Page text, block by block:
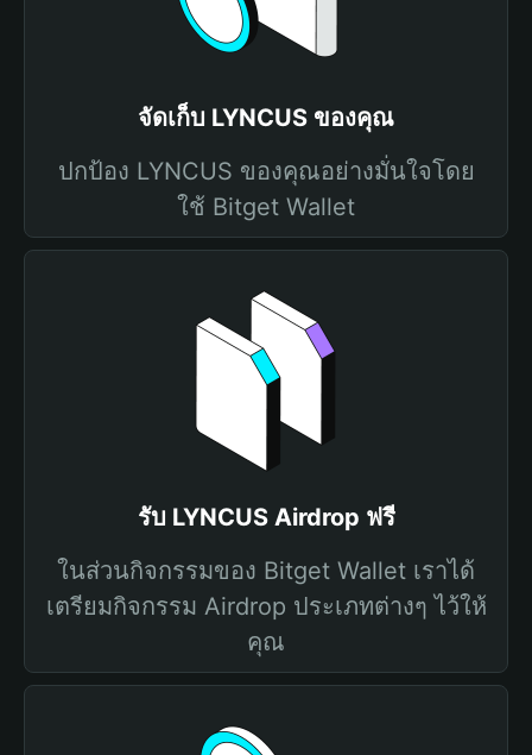
จัดเก็บ LYNCUS ของคุณ
ปกป้อง LYNCUS ของคุณอย่างมั่นใจโดย
ใช้ Bitget Wallet
รับ LYNCUS Airdrop ฟรี
ในส่วนกิจกรรมของ Bitget Wallet เราได้
เตรียมกิจกรรม Airdrop ประเภทต่างๆ ไว้ให้
คุณ